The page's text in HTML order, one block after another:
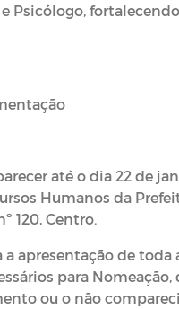
Psicólogo,
até o dia 22 de
Humanos da
120, Centro.
apresentação de toda
para
ou o não